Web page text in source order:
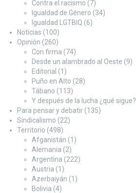
Contra el racismo (7)
Igualdad de Género (34)
Igualdad LGTBIQ (6)
Noticias (100)
Opinión (260)
Con firma (74)
Desde un alambrado al Oeste (9)
Editorial (1)
Puño en Alto (28)
Tábano (113)
Y después de la lucha ¿qué sigue?
Para pensar y debatir (135)
Sindicalismo (22)
Territorio (498)
Afganistán (1)
Alemania (2)
Argentina (222)
Austria (1)
Azerbaiyán (1)
Bolivia (4)